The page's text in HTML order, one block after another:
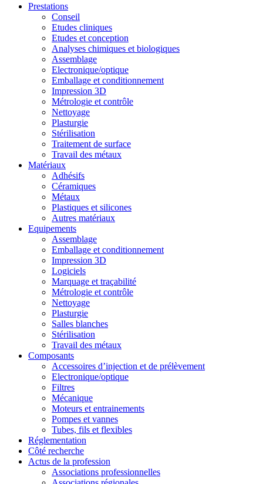
Prestations
Conseil
Etudes cliniques
Etudes et conception
Analyses chimiques et biologiques
Assemblage
Electronique/optique
Emballage et conditionnement
Impression 3D
Métrologie et contrôle
Nettoyage
Plasturgie
Stérilisation
Traitement de surface
Travail des métaux
Matériaux
Adhésifs
Céramiques
Métaux
Plastiques et silicones
Autres matériaux
Equipements
Assemblage
Emballage et conditionnement
Impression 3D
Logiciels
Marquage et traçabilité
Métrologie et contrôle
Nettoyage
Plasturgie
Salles blanches
Stérilisation
Travail des métaux
Composants
Accessoires d’injection et de prélèvement
Electronique/optique
Filtres
Mécanique
Moteurs et entrainements
Pompes et vannes
Tubes, fils et flexibles
Réglementation
Côté recherche
Actus de la profession
Associations professionnelles